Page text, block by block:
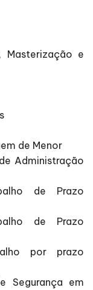
e
de Menor
Administração
de Prazo
de Prazo
por prazo
Segurança em